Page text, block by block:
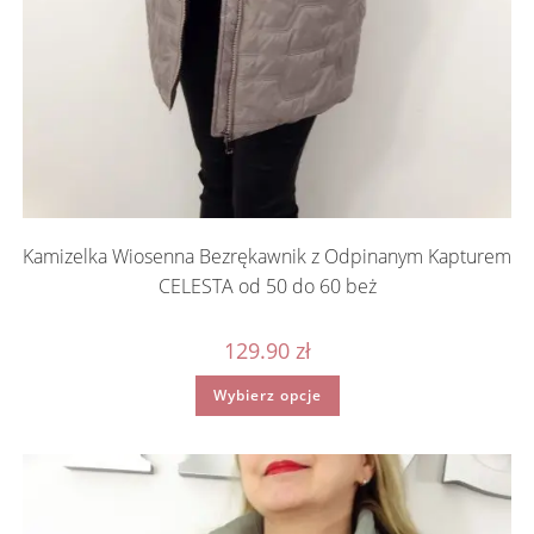
Kamizelka Wiosenna Bezrękawnik z Odpinanym Kapturem
CELESTA od 50 do 60 beż
129.90 zł
Wybierz opcje
Ten
ma
wariantów.
Opcje
można
wybrać
na